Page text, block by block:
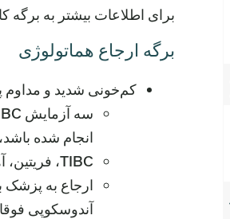
برای اطلاعات بیشتر به برگه
برگه ارجاع هماتولوژی
کم‌خونی شدید و مداوم
انجام شده باشد،
TIBC، فریتین، آهن سرم، سطح B12، سطح فولات، TSH
ارجاع به پزشک
آندوسکوپی